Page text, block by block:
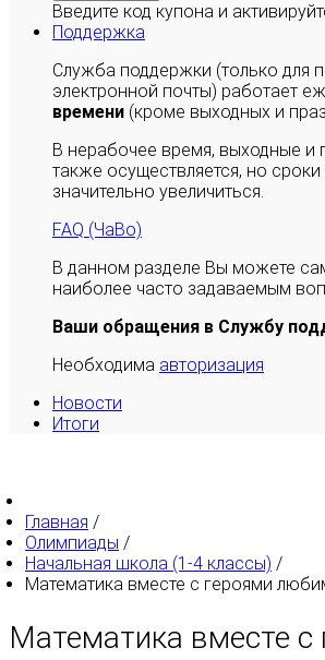
Введите код купона и
Поддержка
Служба поддержки (только для
электронной почты) работает
времени (кроме выходных и
В нерабочее время, выходные и
также осуществляется, но
значительно увеличиться.
FAQ (ЧаВо)
В данном разделе Вы можете
наиболее часто задаваемым
Ваши обращения в Службу
Необходима авторизация
Новости
Итоги
Главная /
Олимпиады /
Начальная школа (1-4 классы) /
Математика вместе с героями
Математика вместе